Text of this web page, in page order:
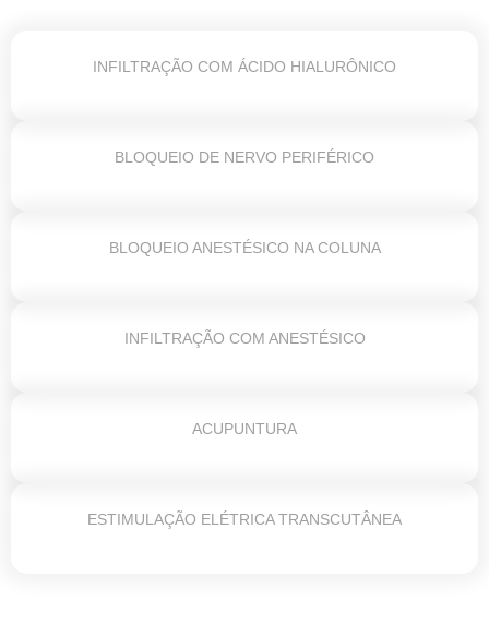
INFILTRAÇÃO COM ÁCIDO HIALURÔNICO
BLOQUEIO DE NERVO PERIFÉRICO
BLOQUEIO ANESTÉSICO NA COLUNA
INFILTRAÇÃO COM ANESTÉSICO
ACUPUNTURA
ESTIMULAÇÃO ELÉTRICA TRANSCUTÂNEA